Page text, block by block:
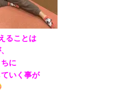
ることは
に
いく事が